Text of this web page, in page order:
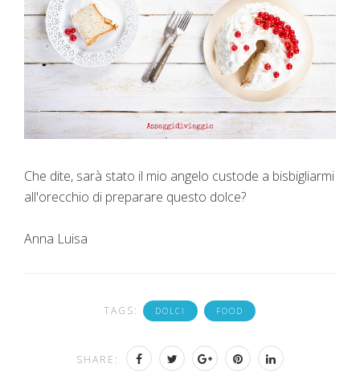
Che dite, sarà stato il mio angelo custode a bisbigliarmi
all'orecchio di preparare questo dolce?
Anna Luisa
TAGS: DOLCI FOOD
SHARE: